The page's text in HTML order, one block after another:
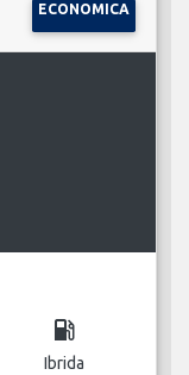
ECONOMICA
local_gas_station
Ibrida